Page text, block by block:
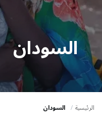
t
i
o
n
السودان
الرئيسية السودان